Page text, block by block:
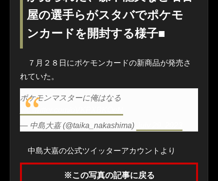
屋の選手らがスタバでポケモ
ンカードを開封する様子■
７月２８日にポケモンカードの新商品が発売さ
れていた。
ポケモンマスターに俺はなる
pic.twitter.com/oVKPXBKOeN
— 中島大嘉 (@taika_nakashima)
中島大嘉の公式ツイッターアカウントより
※この写真の記事に戻る